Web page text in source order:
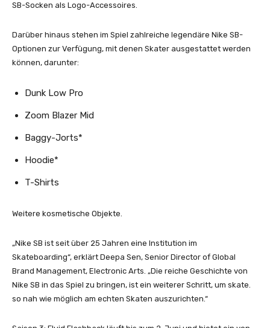
SB-Socken als Logo-Accessoires.
Darüber hinaus stehen im Spiel zahlreiche legendäre Nike SB-
Optionen zur Verfügung, mit denen Skater ausgestattet werden
können, darunter:
Dunk Low Pro
Zoom Blazer Mid
Baggy-Jorts*
Hoodie*
T-Shirts
Weitere kosmetische Objekte.
„Nike SB ist seit über 25 Jahren eine Institution im
Skateboarding“, erklärt Deepa Sen, Senior Director of Global
Brand Management, Electronic Arts. „Die reiche Geschichte von
Nike SB in das Spiel zu bringen, ist ein weiterer Schritt, um skate.
so nah wie möglich am echten Skaten auszurichten.“